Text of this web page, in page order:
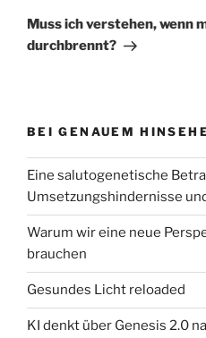
Beitrag
Muss ich verstehen, wenn
durchbrennt?
BEI GENAUEM
Eine salutogenetische
Umsetzungshindernisse
Warum wir eine neue
brauchen
Gesundes Licht reloaded
KI denkt über Genesis 2.0